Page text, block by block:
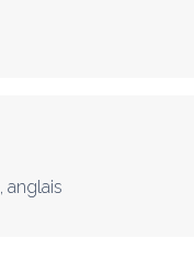
, anglais